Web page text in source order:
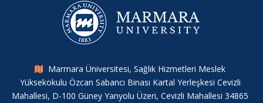
Marmara Üniversitesi, Sağlık Hizmetleri Meslek
Yüksekokulu Özcan Sabancı Binası Kartal Yerleşkesi Cevizli
Mahallesi, D-100 Güney Yanyolu Üzeri, Cevizli Mahallesi 34865